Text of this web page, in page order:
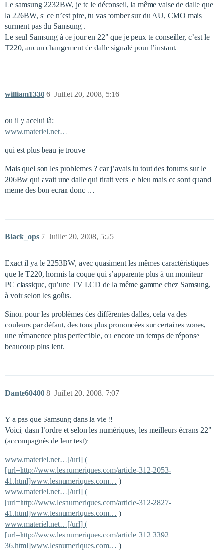
Le samsung 2232BW, je te le déconseil, la même valse de dalle que
la 226BW, si ce n’est pire, tu vas tomber sur du AU, CMO mais
surment pas du Samsung .
Le seul Samsung à ce jour en 22" que je peux te conseiller, c’est le
T220, aucun changement de dalle signalé pour l’instant.
william1330 Juillet 20, 2008, 5:16
6
ou il y acelui là:
www.materiel.net…
qui est plus beau je trouve
Mais quel son les problemes ? car j’avais lu tout des forums sur le
206Bw qui avait une dalle qui tirait vers le bleu mais ce sont quand
meme des bon ecran donc …
Black_ops Juillet 20, 2008, 5:25
7
Exact il ya le 2253BW, avec quasiment les mêmes caractéristiques
que le T220, hormis la coque qui s’apparente plus à un moniteur
PC classique, qu’une TV LCD de la même gamme chez Samsung,
à voir selon les goûts.
Sinon pour les problèmes des différentes dalles, cela va des
couleurs par défaut, des tons plus prononcées sur certaines zones,
une rémanence plus perfectible, ou encore un temps de réponse
beaucoup plus lent.
Dante60400 Juillet 20, 2008, 7:07
8
Y a pas que Samsung dans la vie !!
Voici, dasn l’ordre et selon les numériques, les meilleurs écrans 22"
(accompagnés de leur test):
www.materiel.net…[/url] (
[url=http://www.lesnumeriques.com/article-312-2053-
41.html]www.lesnumeriques.com… )
www.materiel.net…[/url] (
[url=http://www.lesnumeriques.com/article-312-2827-
41.html]www.lesnumeriques.com… )
www.materiel.net…[/url] (
[url=http://www.lesnumeriques.com/article-312-3392-
36.html]www.lesnumeriques.com… )